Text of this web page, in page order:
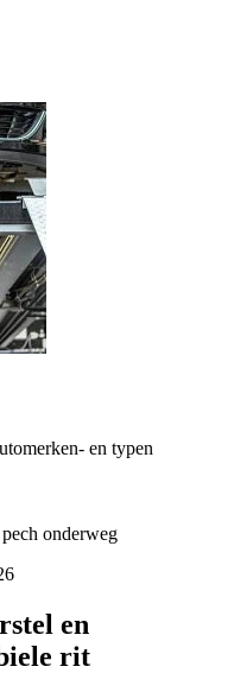
en typen
onderweg
en
rit